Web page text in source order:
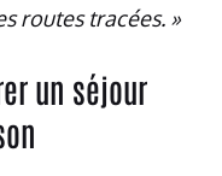
routes tracées. »
un séjour